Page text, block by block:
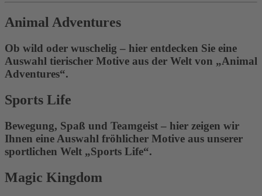
Animal Adventures
Ob wild oder wuschelig – hier entdecken Sie eine
Auswahl tierischer Motive aus der Welt von „Animal
Adventures“.
Sports Life
Bewegung, Spaß und Teamgeist – hier zeigen wir
Ihnen eine Auswahl fröhlicher Motive aus unserer
sportlichen Welt „Sports Life“.
Magic Kingdom